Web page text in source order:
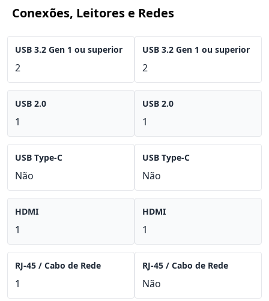
Conexões, Leitores e Redes
USB 3.2 Gen 1 ou superior
2
USB 2.0
1
USB Type-C
Não
HDMI
1
RJ-45 / Cabo de Rede
1
USB 3.2 Gen 1 ou superior
2
USB 2.0
1
USB Type-C
Não
HDMI
1
RJ-45 / Cabo de Rede
Não